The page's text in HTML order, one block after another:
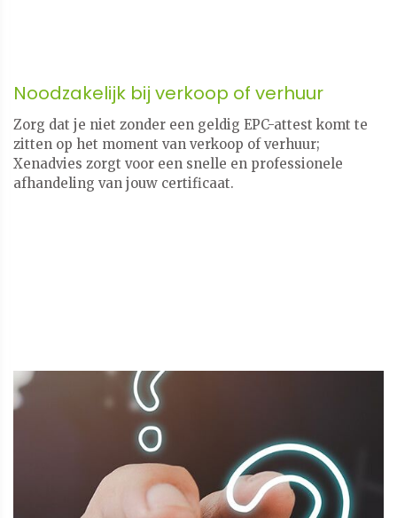
Noodzakelijk bij verkoop of verhuur
Zorg dat je niet zonder een geldig EPC-attest komt te
zitten op het moment van verkoop of verhuur;
​​​​​​​Xenadvies zorgt voor een snelle en professionele
afhandeling van jouw certificaat.